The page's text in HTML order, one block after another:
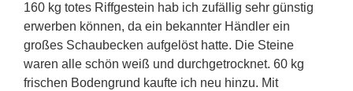
160 kg totes Riffgestein hab ich zufällig sehr günstig
erwerben können, da ein bekannter Händler ein
großes Schaubecken aufgelöst hatte. Die Steine
waren alle schön weiß und durchgetrocknet. 60 kg
frischen Bodengrund kaufte ich neu hinzu. Mit